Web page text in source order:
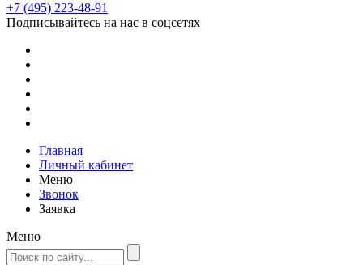
+7 (495) 223-48-91
Подписывайтесь на нас в соцсетях
Главная
Личный кабинет
Меню
Звонок
Заявка
Меню